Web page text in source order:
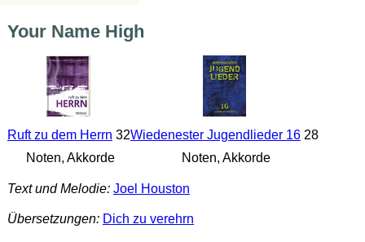
Your Name High
Ruft zu dem Herrn 32
Noten, Akkorde
Wiedenester Jugendlieder 1628
Noten, Akkorde
Text und Melodie: Joel Houston
Übersetzungen: Dich zu verehrn